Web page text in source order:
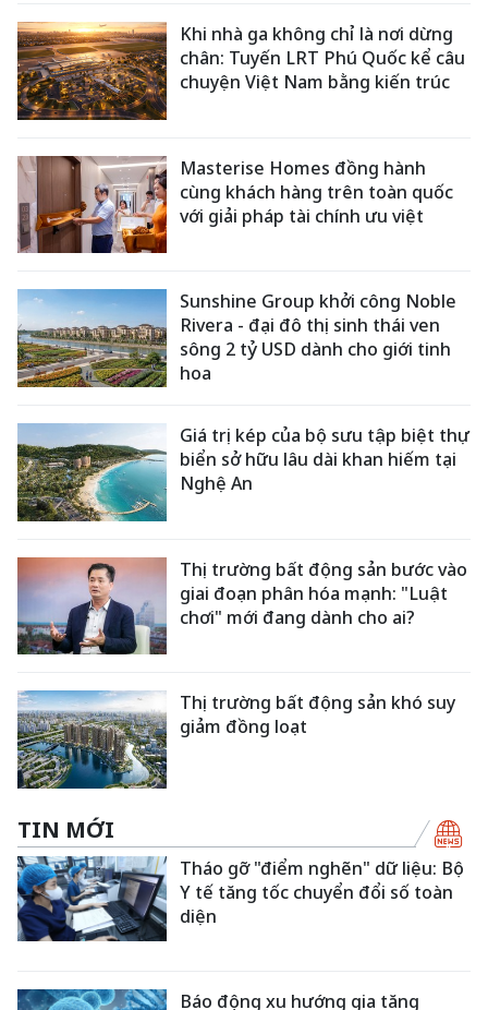
Khi nhà ga không chỉ là nơi dừng
chân: Tuyến LRT Phú Quốc kể câu
chuyện Việt Nam bằng kiến trúc
Masterise Homes đồng hành
cùng khách hàng trên toàn quốc
với giải pháp tài chính ưu việt
Sunshine Group khởi công Noble
Rivera - đại đô thị sinh thái ven
sông 2 tỷ USD dành cho giới tinh
hoa
Giá trị kép của bộ sưu tập biệt thự
biển sở hữu lâu dài khan hiếm tại
Nghệ An
Thị trường bất động sản bước vào
giai đoạn phân hóa mạnh: "Luật
chơi" mới đang dành cho ai?
Thị trường bất động sản khó suy
giảm đồng loạt
TIN MỚI
Tháo gỡ "điểm nghẽn" dữ liệu: Bộ
Y tế tăng tốc chuyển đổi số toàn
diện
Báo động xu hướng gia tăng